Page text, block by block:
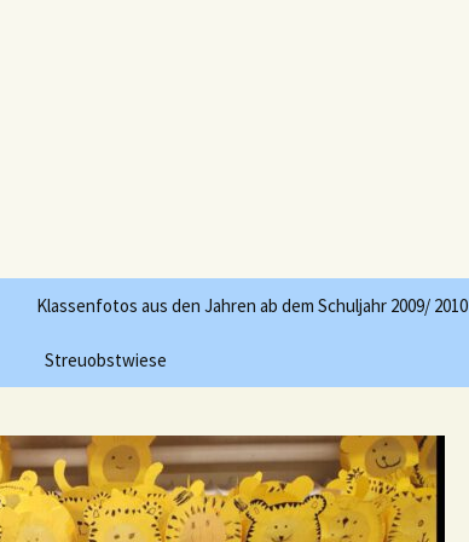
Klassenfotos aus den Jahren ab dem Schuljahr 2009/ 2010
Streuobstwiese